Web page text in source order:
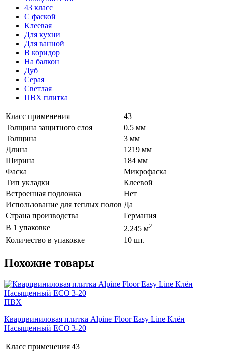
43 класс
С фаской
Клеевая
Для кухни
Для ванной
В коридор
На балкон
Дуб
Серая
Светлая
ПВХ плитка
Класс применения
43
Толщина защитного слоя
0.5 мм
Толщина
3 мм
Длина
1219 мм
Ширина
184 мм
Фаска
Микрофаска
Тип укладки
Клеевой
Встроенная подложка
Нет
Использование для теплых полов Да
Страна производства
Германия
В 1 упаковке
2.245 м2
Количество в упаковке 10 шт.
Похожие товары
ПВХ
Кварцвиниловая плитка Alpine Floor Easy Line Клён
Насыщенный ECO 3-20
Класс применения 43